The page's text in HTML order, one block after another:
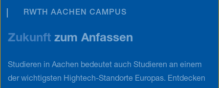
RWTH AACHEN CAMPUS
Zukunft zum Anfassen
Studieren in Aachen bedeutet auch Studieren an einem
der wichtigsten Hightech-Standorte Europas. Entdecken